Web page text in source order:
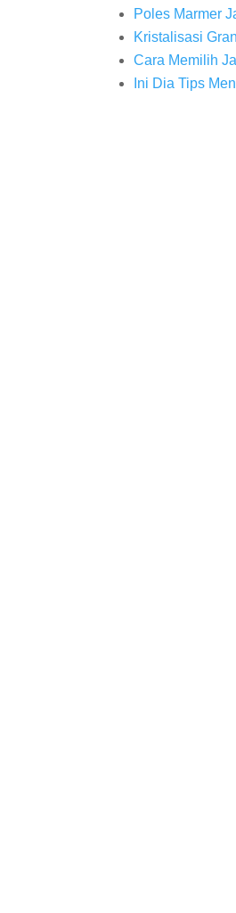
Poles Marmer
Kristalisasi
Cara Memilih
Ini Dia Tips